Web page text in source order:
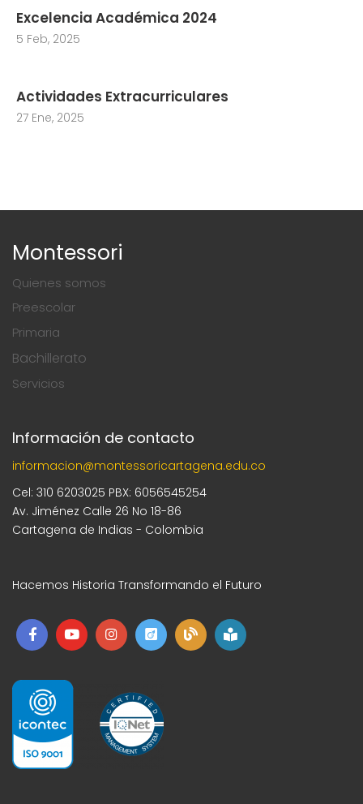
Excelencia Académica 2024
5 Feb, 2025
Actividades Extracurriculares
27 Ene, 2025
Montessori
Quienes somos
Preescolar
Primaria
Bachillerato
Servicios
Información de contacto
informacion@montessoricartagena.edu.co
Cel: 310 6203025 PBX: 6056545254
Av. Jiménez Calle 26 No 18-86
Cartagena de Indias - Colombia
Hacemos Historia Transformando el Futuro